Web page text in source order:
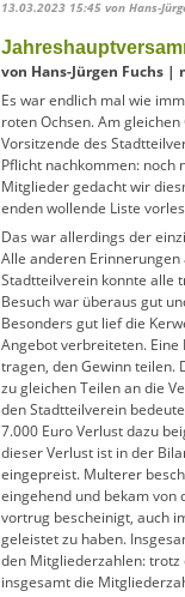
13.03.2023 15:45 von Hans-
von Hans-Jürgen Fuchs
Es war endlich mal wie
roten Ochsen. Am
Vorsitzende des
Pflicht nachkommen: noch
Mitglieder gedacht wir
enden wollende Liste
Das war allerdings der
Alle anderen
Stadtteilverein konnte alle
Besuch war überaus gut
Besonders gut lief die
Angebot verbreiteten. Eine
tragen, den Gewinn teilen.
zu gleichen Teilen an die
den Stadtteilverein
7.000 Euro Verlust dazu
dieser Verlust ist in der
eingepreist. Multerer
eingehend und bekam von
vortrug bescheinigt, auch
geleistet zu haben.
den Mitgliederzahlen: trotz
insgesamt die